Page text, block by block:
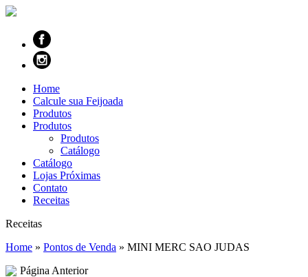
Home
Calcule sua Feijoada
Produtos
Produtos
Produtos
Catálogo
Catálogo
Lojas Próximas
Contato
Receitas
Receitas
Home » Pontos de Venda » MINI MERC SAO JUDAS
Página Anterior